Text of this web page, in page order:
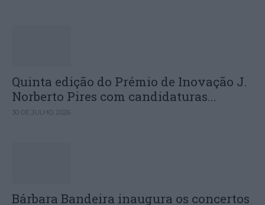
Quinta edição do Prémio de Inovação J.
Norberto Pires com candidaturas...
30 DE JULHO, 2026
Bárbara Bandeira inaugura os concertos